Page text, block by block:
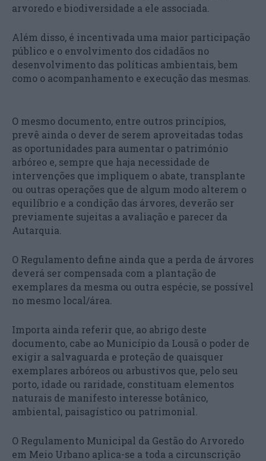
arvoredo e biodiversidade a ele associada.
Além disso, é incentivada uma maior participação
público e o envolvimento dos cidadãos no
desenvolvimento das políticas ambientais, bem
como o acompanhamento e execução das mesmas.
O mesmo documento, entre outros princípios,
prevê ainda o dever de serem aproveitadas todas
as oportunidades para aumentar o património
arbóreo e, sempre que haja necessidade de
intervenções que impliquem o abate, transplante
ou outras operações que de algum modo alterem o
equilíbrio e a condição das árvores, deverão ser
previamente sujeitas a avaliação e parecer da
Autarquia.
O Regulamento define ainda que a perda de árvores
deverá ser compensada com a plantação de
exemplares da mesma ou outra espécie, se possível
no mesmo local/área.
Importa ainda referir que, ao abrigo deste
documento, cabe ao Município da Lousã o poder de
exigir a salvaguarda e proteção de quaisquer
exemplares arbóreos ou arbustivos que, pelo seu
porto, idade ou raridade, constituam elementos
naturais de manifesto interesse botânico,
ambiental, paisagístico ou patrimonial.
O Regulamento Municipal da Gestão do Arvoredo
em Meio Urbano aplica-se a toda a circunscrição